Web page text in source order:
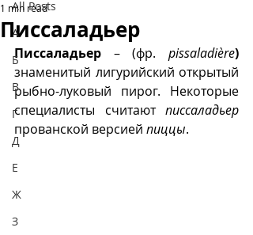
All Posts
А
Б
В
Г
Д
Е
Ж
З
Писсаладьер
1 min read
Писсаладьер – (фр. pissaladière)
знаменитый лигурийский открытый
рыбно-луковый пирог. Некоторые
специалисты считают писсаладьер
прованской версией пиццы.